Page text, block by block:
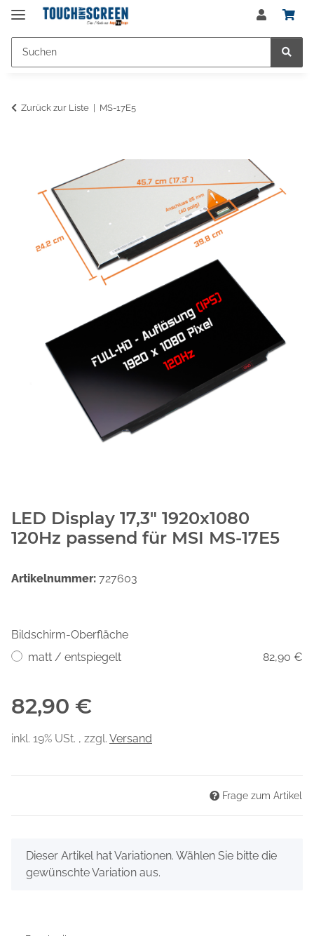
Zurück zur Liste MS-17E5
LED Display 17,3" 1920x1080
120Hz passend für MSI MS-17E5
Artikelnummer: 727603
Bildschirm-Oberfläche
matt / entspiegelt
82,90 €
82,90 €
inkl. 19% USt. , zzgl. Versand
Frage zum Artikel
x
Dieser Artikel hat Variationen. Wählen Sie bitte die
gewünschte Variation aus.